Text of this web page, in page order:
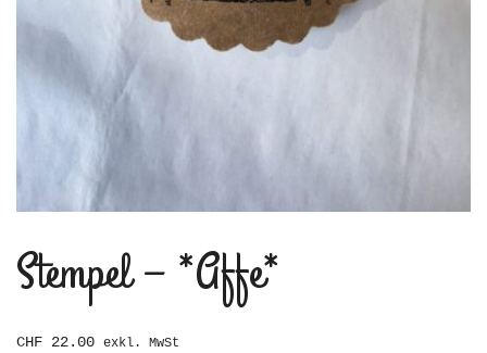
Stempel – *Affe*
CHF 22.00 exkl. MwSt